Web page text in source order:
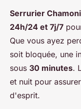
Serrurier
24h/24 et 7j/7
Que vous ayez
soit bloquée, une
sous 30 minutes.
et nuit pour
d'esprit.